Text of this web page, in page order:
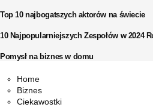
Top 10 najbogatszych aktorów na świecie
10 Najpopularniejszych Zespołów w 2024
Pomysł na biznes w domu
Facebook
Twitter
Instagram
Pinterest
Youtube
Snapchat
Home
Biznes
Ciekawostki